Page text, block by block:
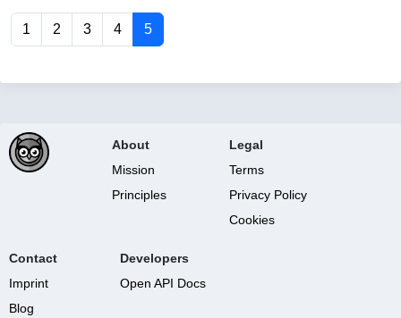
1 2 3 4 5
About
Mission
Principles
Legal
Terms
Privacy Policy
Cookies
Contact
Imprint
Blog
Developers
Open API Docs